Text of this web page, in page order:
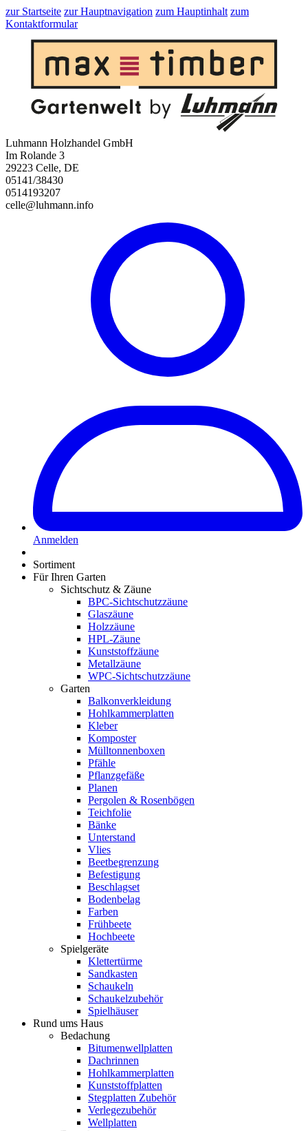
zur Startseite zur Hauptnavigation zum Hauptinhalt zum
Kontaktformular
Luhmann Holzhandel GmbH
Im Rolande 3
29223 Celle, DE
05141/38430
0514193207
celle@luhmann.info
Anmelden
Sortiment
Für Ihren Garten
Sichtschutz & Zäune
BPC-Sichtschutzzäune
Glaszäune
Holzzäune
HPL-Zäune
Kunststoffzäune
Metallzäune
WPC-Sichtschutzzäune
Garten
Balkonverkleidung
Hohlkammerplatten
Kleber
Komposter
Mülltonnenboxen
Pfähle
Pflanzgefäße
Planen
Pergolen & Rosenbögen
Teichfolie
Bänke
Unterstand
Vlies
Beetbegrenzung
Befestigung
Beschlagset
Bodenbelag
Farben
Frühbeete
Hochbeete
Spielgeräte
Klettertürme
Sandkasten
Schaukeln
Schaukelzubehör
Spielhäuser
Rund ums Haus
Bedachung
Bitumenwellplatten
Dachrinnen
Hohlkammerplatten
Kunststoffplatten
Stegplatten Zubehör
Verlegezubehör
Wellplatten